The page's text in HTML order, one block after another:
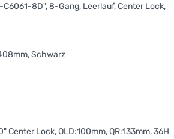
C6061-8D", 8-Gang, Leerlauf, Center Lock,
Schwarz
Center Lock, OLD:100mm, QR:133mm, 36H